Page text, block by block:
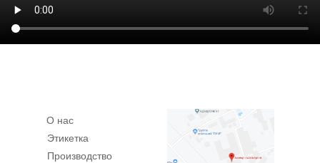
О нас
Этикетка
Производство